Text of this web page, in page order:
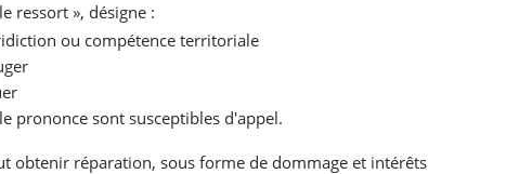
ressort », désigne :
ou compétence territoriale
prononce sont susceptibles d'appel.
obtenir réparation, sous forme de dommage et intérêts